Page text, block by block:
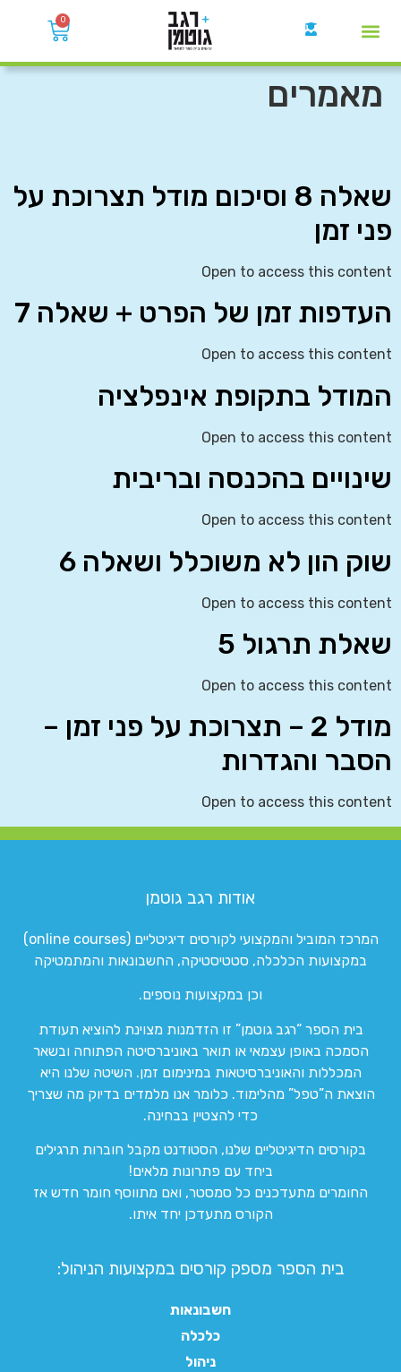
0
מאמרים
שאלה 8 וסיכום מודל תצרוכת על
פני זמן
Open to access this content
העדפות זמן של הפרט + שאלה 7
Open to access this content
המודל בתקופת אינפלציה
Open to access this content
שינויים בהכנסה ובריבית
Open to access this content
שוק הון לא משוכלל ושאלה 6
Open to access this content
שאלת תרגול 5
Open to access this content
מודל 2 – תצרוכת על פני זמן –
הסבר והגדרות
Open to access this content
אודות רגב גוטמן
המרכז המוביל והמקצועי לקורסים דיגיטליים (online courses)
במקצועות הכלכלה, סטטיסטיקה, החשבונאות והמתמטיקה
וכן במקצועות נוספים.
בית הספר “רגב גוטמן” זו הזדמנות מצוינת להוציא תעודת
הסמכה באופן עצמאי או תואר באוניברסיטה הפתוחה ובשאר
המכללות והאוניברסיטאות במינימום זמן. השיטה שלנו היא
הוצאת ה”טפל” מהלימוד. כלומר אנו מלמדים בדיוק מה שצריך
כדי להצטיין בבחינה.
בקורסים הדיגיטליים שלנו, הסטודנט מקבל חוברות תרגילים
ביחד עם פתרונות מלאים!
החומרים מתעדכנים כל סמסטר, ואם מתווסף חומר חדש אז
הקורס מתעדכן יחד איתו.
בית הספר מספק קורסים במקצועות הניהול:
חשבונאות
כלכלה
ניהול